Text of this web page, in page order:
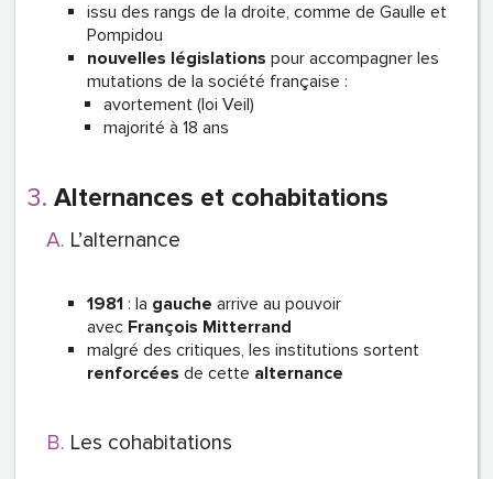
issu des rangs de la droite, comme de Gaulle et
Pompidou
nouvelles législations pour accompagner les
mutations de la société française :
avortement (loi Veil)
majorité à 18 ans
Alternances et cohabitations
L’alternance
1981 : la gauche arrive au pouvoir
avec François Mitterrand
malgré des critiques, les institutions sortent
renforcées de cette alternance
Les cohabitations